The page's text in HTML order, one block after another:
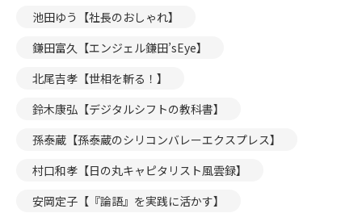
池田ゆう【社長のおしゃれ】
鎌田富久【エンジェル鎌田’sEye】
北尾吉孝【世相を斬る！】
鈴木康弘【デジタルシフトの教科書】
孫泰蔵【孫泰蔵のシリコンバレーエクスプレス】
村口和孝【日の丸キャピタリスト風雲録】
安岡定子【『論語』を実践に活かす】